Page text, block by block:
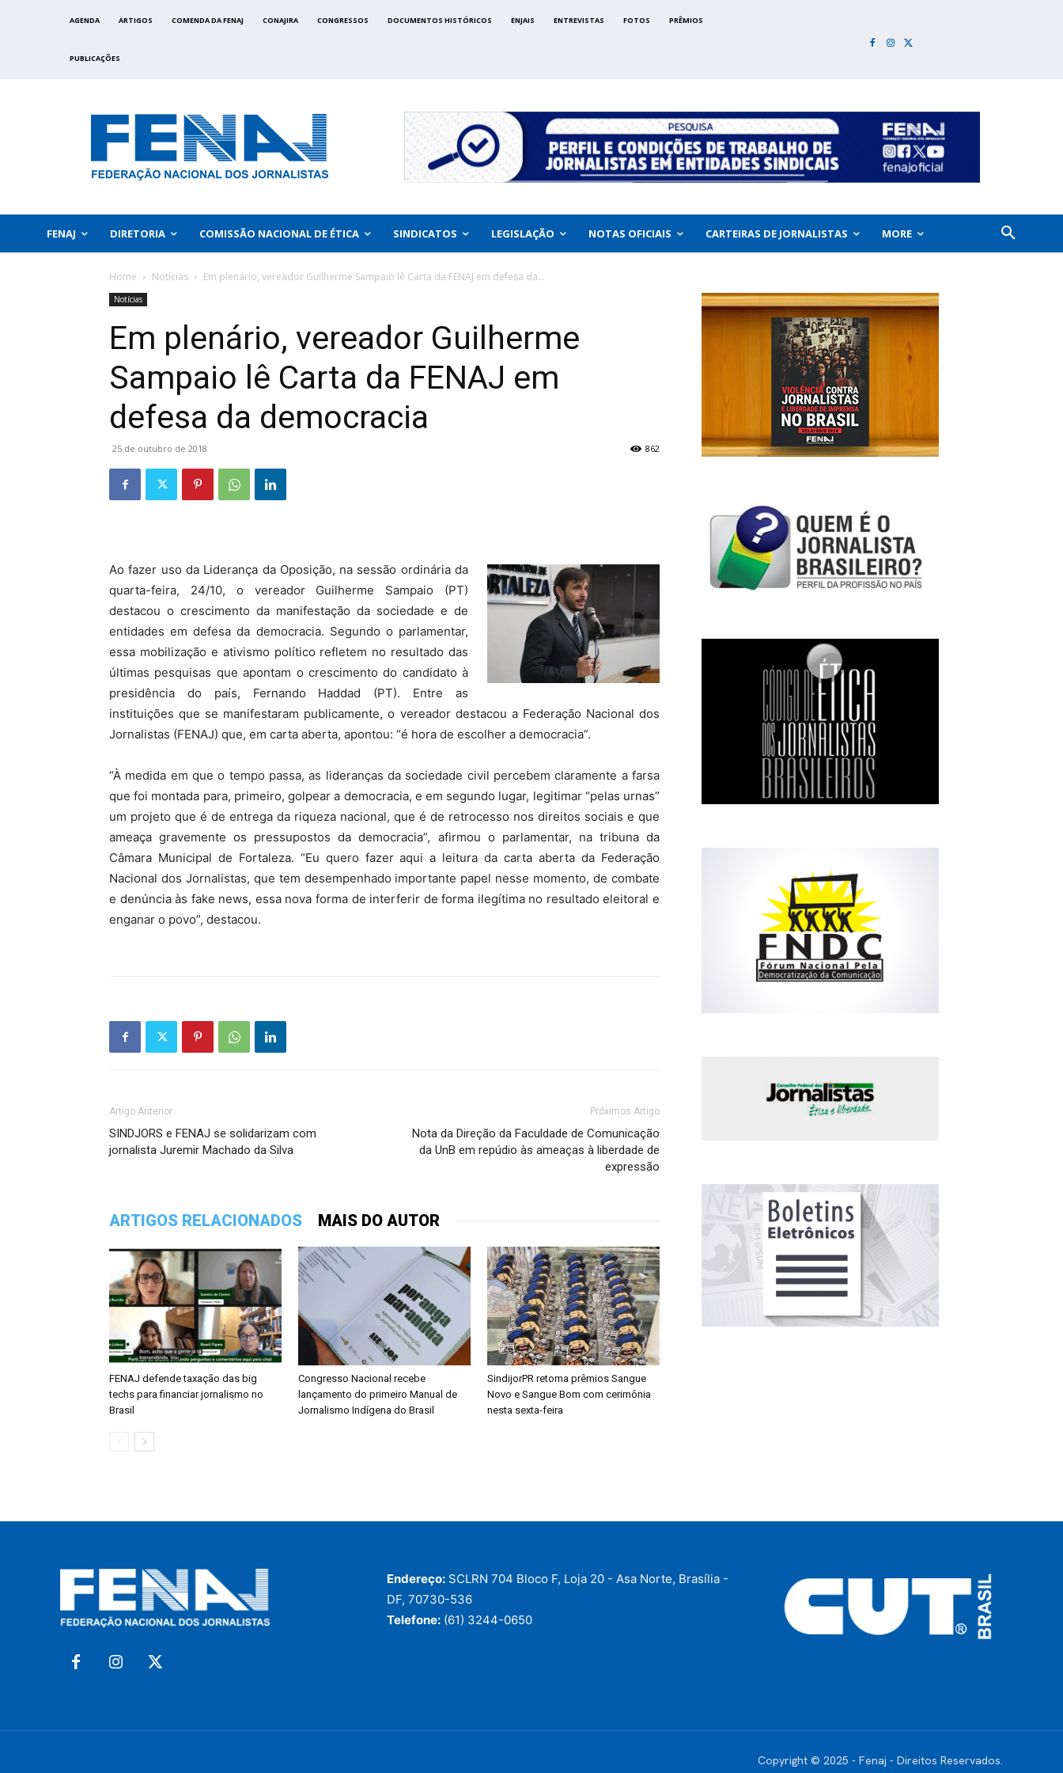
AGENDA ARTIGOS COMENDA DA FENAJ CONAJIRA CONGRESSOS DOCUMENTOS HISTÓRICOS ENJAIS ENTREVISTAS FOTOS PRÊMIOS
PUBLICAÇÕES
FENAJ DIRETORIA COMISSÃO NACIONAL DE ÉTICA SINDICATOS LEGISLAÇÃO NOTAS OFICIAIS CARTEIRAS DE JORNALISTAS MORE
Home Notícias Em plenário, vereador Guilherme Sampaio lê Carta da FENAJ em defesa da...
Notícias
Em plenário, vereador Guilherme
Sampaio lê Carta da FENAJ em
defesa da democracia
25 de outubro de 2018 862
Ao fazer uso da Liderança da Oposição, na sessão ordinária da
quarta-feira, 24/10, o vereador Guilherme Sampaio (PT)
destacou o crescimento da manifestação da sociedade e de
entidades em defesa da democracia. Segundo o parlamentar,
essa mobilização e ativismo político refletem no resultado das
últimas pesquisas que apontam o crescimento do candidato à
presidência do país, Fernando Haddad (PT). Entre as
instituições que se manifestaram publicamente, o vereador destacou a Federação Nacional dos
Jornalistas (FENAJ) que, em carta aberta, apontou: “é hora de escolher a democracia”.
“À medida em que o tempo passa, as lideranças da sociedade civil percebem claramente a farsa
que foi montada para, primeiro, golpear a democracia, e em segundo lugar, legitimar “pelas urnas”
um projeto que é de entrega da riqueza nacional, que é de retrocesso nos direitos sociais e que
ameaça gravemente os pressupostos da democracia”, afirmou o parlamentar, na tribuna da
Câmara Municipal de Fortaleza. “Eu quero fazer aqui a leitura da carta aberta da Federação
Nacional dos Jornalistas, que tem desempenhado importante papel nesse momento, de combate
e denúncia às fake news, essa nova forma de interferir de forma ilegítima no resultado eleitoral e
enganar o povo”, destacou.
Artigo Anterior
SINDJORS e FENAJ se solidarizam com
jornalista Juremir Machado da Silva
Próximos Artigo
Nota da Direção da Faculdade de Comunicação
da UnB em repúdio às ameaças à liberdade de
expressão
ARTIGOS RELACIONADOS MAIS DO AUTOR
FENAJ defende taxação das big
techs para financiar jornalismo no
Brasil
Congresso Nacional recebe
lançamento do primeiro Manual de
Jornalismo Indígena do Brasil
SindijorPR retoma prêmios Sangue
Novo e Sangue Bom com cerimônia
nesta sexta-feira
Endereço: SCLRN 704 Bloco F, Loja 20 - Asa Norte, Brasília -
DF, 70730-536
Telefone: (61) 3244-0650
Copyright © 2025 - Fenaj - Direitos Reservados.